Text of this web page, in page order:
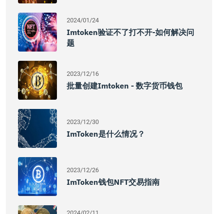
2024/01/24
Imtoken验证不了打不开-如何解决问
题
2023/12/16
批量创建imtoken - 数字货币钱包
2023/12/30
ImToken是什么情况？
2023/12/26
ImToken钱包NFT交易指南